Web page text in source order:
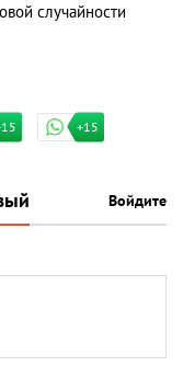
случайности
+15
Войдите